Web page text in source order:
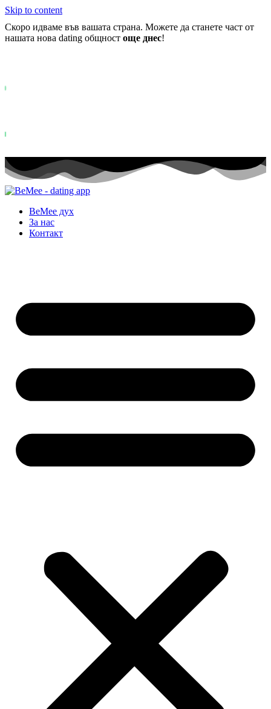
Skip to content
Скоро идваме във вашата страна. Можете да станете част от
нашата нова dating общност още днес!
BeMee дух
За нас
Контакт